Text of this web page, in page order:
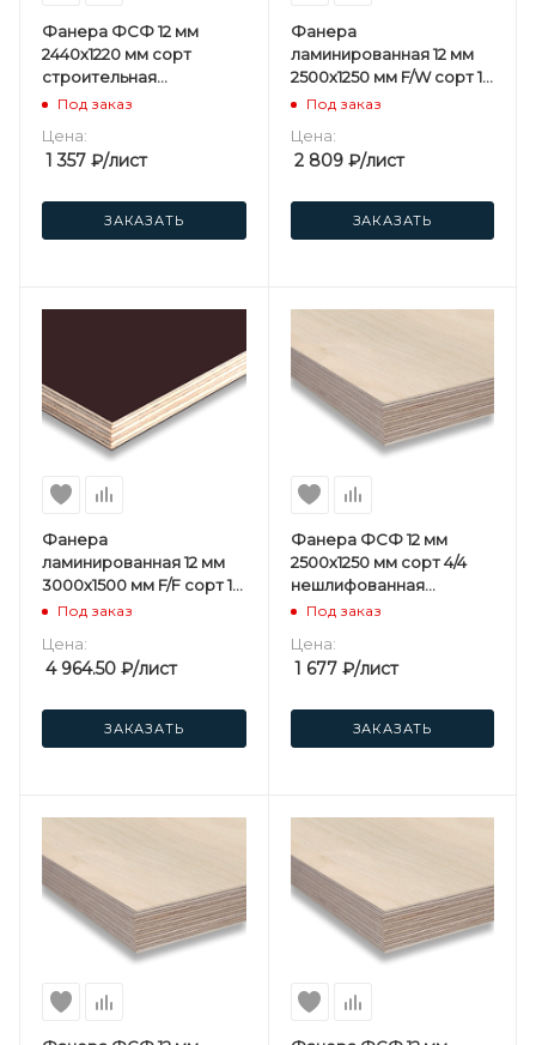
Фанера ФСФ 12 мм
2440х1220 мм сорт
строительная
нешлифованная
Под заказ
Цена:
1 357 ₽/лист
ЗАКАЗАТЬ
Фанера
ламинированная 12 мм
2500х1250 мм F/W сорт 1/1
березовая
Под заказ
Цена:
2 809₽/лист
ЗАКАЗАТЬ
Фанера
ламинированная 12 мм
3000х1500 мм F/F сорт 1/1
березовая
Под заказ
Цена:
4 964.50 ₽/лист
ЗАКАЗАТЬ
Фанера ФСФ 12 мм
2500х1250 мм сорт 4/4
нешлифованная
березовая
Под заказ
Цена:
1 677₽/лист
ЗАКАЗАТЬ